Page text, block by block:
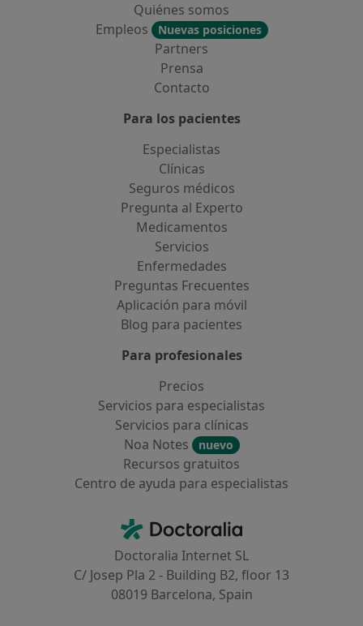
Quiénes somos
Empleos
Nuevas posiciones
Partners
Prensa
Contacto
Para los pacientes
Especialistas
Clínicas
Seguros médicos
Pregunta al Experto
Medicamentos
Servicios
Enfermedades
Preguntas Frecuentes
Aplicación para móvil
Blog para pacientes
Para profesionales
Precios
Servicios para especialistas
Servicios para clínicas
Noa Notes
nuevo
Recursos gratuitos
Centro de ayuda para especialistas
Doctoralia - Página de inicio
Doctoralia Internet SL
C/ Josep Pla 2 - Building B2, floor 13
08019 Barcelona, Spain